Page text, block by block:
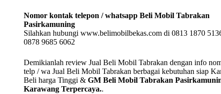
Nomor kontak telepon / whatsapp Beli Mobil Tabrakan
Pasirkamuning
Silahkan hubungi www.belimobilbekas.com di 0813 1870
0878 9685 6062
Demikianlah review Jual Beli Mobil Tabrakan dengan info
telp / wa Jual Beli Mobil Tabrakan berbagai kebutuhan siap
Beli harga Tinggi & GM Beli Mobil Tabrakan
Karawang Terpercaya..